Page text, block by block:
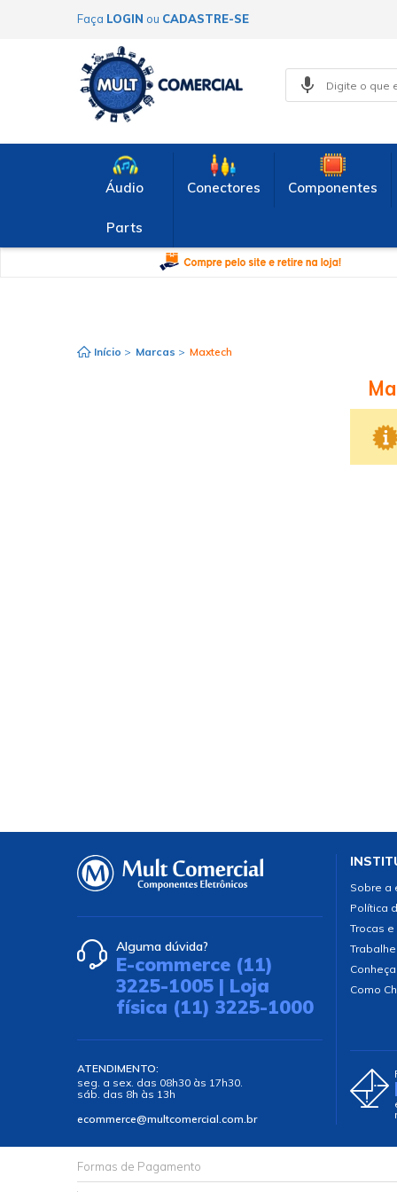
Faça LOGIN ou CADASTRE-SE
Áudio
Parts
Conectores Componentes
Início > Marcas > Maxtech
Alguma dúvida?
E-commerce (11)
3225-1005 | Loja
física (11) 3225-1000
ATENDIMENTO:
seg. a sex. das 08h30 às 17h30.
sáb. das 8h às 13h
ecommerce@multcomercial.com.br
Sobre a
Política
Trocas
Como
Formas de Pagamento